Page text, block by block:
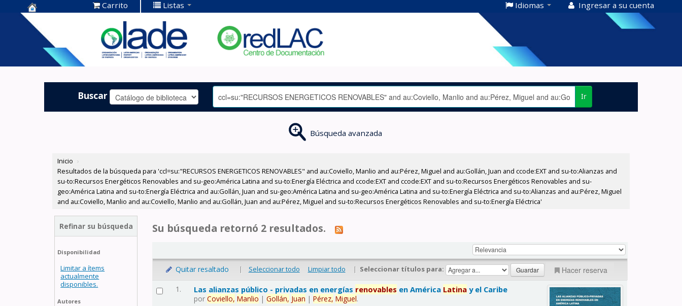
Centro de
Documentación
OLADE -
Carrito Listas Idiomas Ingresar a su cuenta
Buscar Ir
Búsqueda avanzada
Inicio ›
Resultados de la búsqueda para 'ccl=su:"RECURSOS ENERGETICOS RENOVABLES" and au:Coviello, Manlio and au:Pérez, Miguel and au:Gollán, Juan and ccode:EXT and su-to:Alianzas and
su-to:Recursos Energéticos Renovables and su-geo:América Latina and su-to:Energía Eléctrica and ccode:EXT and ccode:EXT and su-to:Recursos Energéticos Renovables and su-
geo:América Latina and su-to:Energía Eléctrica and au:Gollán, Juan and su-geo:América Latina and su-geo:América Latina and su-to:Energía Eléctrica and su-to:Alianzas and au:Pérez, Miguel
and au:Coviello, Manlio and au:Coviello, Manlio and au:Gollán, Juan and au:Pérez, Miguel and su-to:Recursos Energéticos Renovables and su-to:Energía Eléctrica'
Refinar su búsqueda
Disponibilidad
Limitar a ítems
actualmente
disponibles.
Autores
Su búsqueda retornó 2 resultados.
Quitar resaltado | Seleccionar todo Limpiar todo | Seleccionar títulos para: Hacer reserva
1. Las alianzas público - privadas en energías renovables en América Latina y el Caribe
porCoviello, Manlio |Gollán, Juan |Pérez, Miguel.